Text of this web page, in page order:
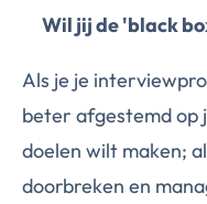
Wil jij de 'black
Als je je
beter afgestemd op
doelen wilt maken;
doorbreken en